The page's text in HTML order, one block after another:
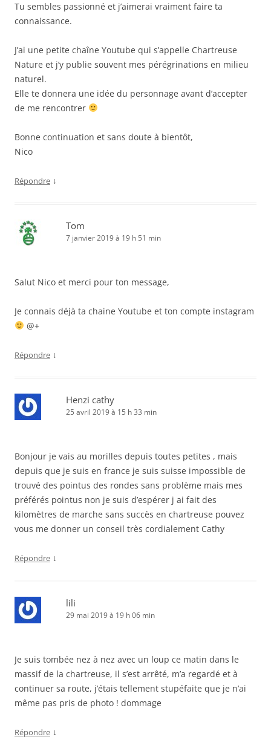
Tu sembles passionné et j’aimerai vraiment faire ta
connaissance.
J’ai une petite chaîne Youtube qui s’appelle Chartreuse
Nature et j’y publie souvent mes pérégrinations en milieu
naturel.
Elle te donnera une idée du personnage avant d’accepter
de me rencontrer
Bonne continuation et sans doute à bientôt,
Nico
Répondre ↓
Tom
7 janvier 2019 à 19 h 51 min
Salut Nico et merci pour ton message,
Je connais déjà ta chaine Youtube et ton compte instagram
@+
Répondre ↓
Henzi cathy
25 avril 2019 à 15 h 33 min
Bonjour je vais au morilles depuis toutes petites , mais
depuis que je suis en france je suis suisse impossible de
trouvé des pointus des rondes sans problème mais mes
préférés pointus non je suis d’espérer j ai fait des
kilomètres de marche sans succès en chartreuse pouvez
vous me donner un conseil très cordialement Cathy
Répondre ↓
lili
29 mai 2019 à 19 h 06 min
Je suis tombée nez à nez avec un loup ce matin dans le
massif de la chartreuse, il s’est arrêté, m’a regardé et à
continuer sa route, j’étais tellement stupéfaite que je n’ai
même pas pris de photo ! dommage
Répondre ↓